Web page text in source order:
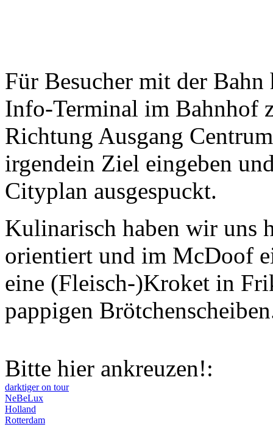
Für Besucher mit der
Info-Terminal im Bahnhof
Richtung Ausgang
irgendein Ziel eingeben
Cityplan ausgespuckt.
Kulinarisch haben wir uns
orientiert und im McDoof
eine (Fleisch-)Kroket in
pappigen
Bitte hier ankreuzen!:
darktiger on tour
NeBeLux
Holland
Rotterdam